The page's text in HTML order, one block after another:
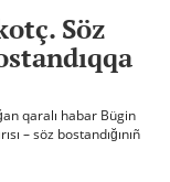
Söz
qaralı habar Bügin
– söz bostandığınıñ